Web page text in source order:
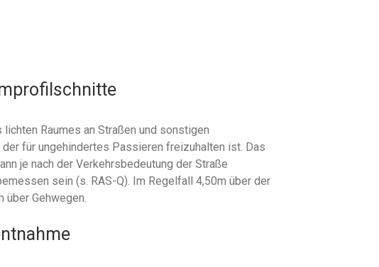
lichten Raumes an Straßen und sonstigen
der für ungehindertes Passieren freizuhalten ist. Das
je nach der Verkehrsbedeutung der Straße
sein (s. RAS-Q). Im Regelfall 4,50m über der
über Gehwegen.